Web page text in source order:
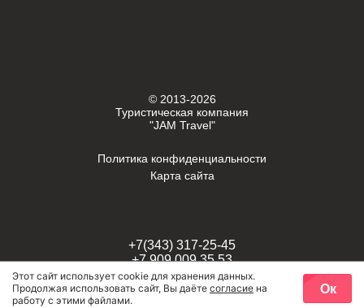
© 2013-2026
Туристическая компания
"JAM Travel"
Политика конфиденциальности
Карта сайта
+7(343) 317-25-45
+7 909 009 35 53
г. Екатеринбург,
Этот сайт использует cookie для хранения данных.
Продолжая использовать сайт, Вы даёте согласие на
работу с этими файлами.
Ок